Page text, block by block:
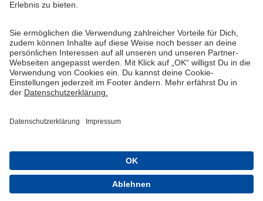
FAQ
Medien/Presse
Datenschutz
Haftungsausschluss
Schalke TV
VELTINS-Arena
Knappenschmiede
ERWIN buchen